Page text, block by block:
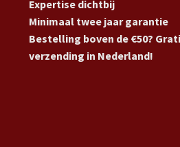
Expertise dichtbij
Minimaal twee jaar garantie
Bestelling boven de €50?
verzending in Nederland!